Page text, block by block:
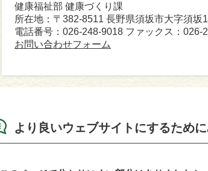
健康福祉部 健康づくり課
所在地：〒382-8511 長野県須坂市大字須坂
電話番号：026-248-9018 ファックス：026-
お問い合わせフォーム
より良いウェブサイトにするため